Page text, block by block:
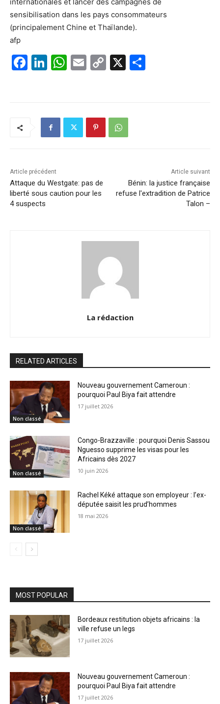
sensibilisation dans les pays consommateurs
(principalement Chine et Thaïlande).
afp
F
k
Li
dI
n
W
A
p
E
C
Li
n
X
Article précédent
Attaque du Westgate: pas de
liberté sous caution pour les
4 suspects
Article suivant
Bénin: la justice française
refuse l'extradition de Patrice
Talon –
La rédaction
RELATED ARTICLES
Non classé
Nouveau gouvernement Cameroun :
pourquoi Paul Biya fait attendre
17 juillet 2026
Non classé
Congo-Brazzaville : pourquoi Denis Sassou
Nguesso supprime les visas pour les
Africains dès 2027
10 juin 2026
Non classé
Rachel Kéké attaque son employeur : l’ex-
députée saisit les prud’hommes
18 mai 2026
MOST POPULAR
Bordeaux restitution objets africains : la
ville refuse un legs
17 juillet 2026
Nouveau gouvernement Cameroun :
pourquoi Paul Biya fait attendre
17 juillet 2026